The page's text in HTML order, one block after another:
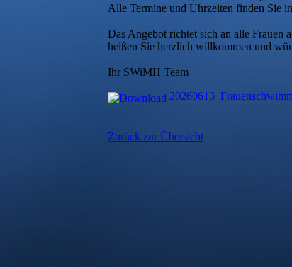
Alle Termine und Uhrzeiten finden Sie
Das Angebot richtet sich an alle Frauen
heißen Sie herzlich willkommen und
Ihr SWiMH Team
Zurück zur Übersicht